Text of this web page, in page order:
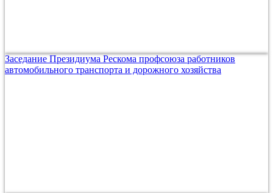
Заседание Президиума Рескома профсоюза работников
автомобильного транспорта и дорожного хозяйства